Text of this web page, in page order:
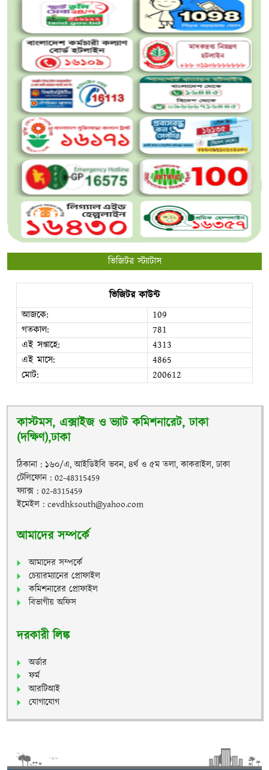
ভিজিটর স্ট্যাটাস
ভিজিটর কাউন্ট
আজকে:
109
গতকাল:
781
এই সপ্তাহে:
4313
এই মাসে:
4865
মোট:
200612
কাস্টমস, এক্সাইজ ও ভ্যাট কমিশনারেট, ঢাকা
(দক্ষিণ),ঢাকা
ঠিকানা : ১৬০/এ, আইডিইবি ভবন, ৪র্থ ও ৫ম তলা, কাকরাইল, ঢাকা
টেলিফোন : 02-48315459
ফ্যাক্স : 02-8315459
ইমেইল : cevdhksouth@yahoo.com
আমাদের সম্পর্কে
আমাদের সম্পর্কে
চেয়ারম্যানের প্রোফাইল
কমিশনারের প্রোফাইল
বিভাগীয় অফিস
দরকারী লিঙ্ক
অর্ডার
ফর্ম
আরটিআই
যোগাযোগ